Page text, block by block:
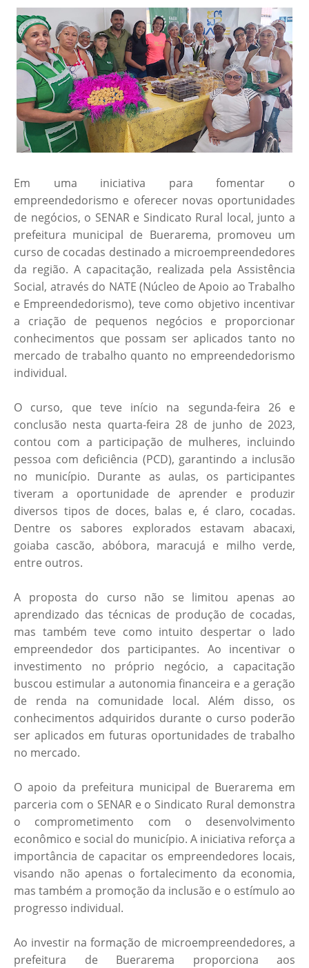
Em uma iniciativa para fomentar o
empreendedorismo e oferecer novas oportunidades
de negócios, o SENAR e Sindicato Rural local, junto a
prefeitura municipal de Buerarema, promoveu um
curso de cocadas destinado a microempreendedores
da região. A capacitação, realizada pela Assistência
Social, através do NATE (Núcleo de Apoio ao Trabalho
e Empreendedorismo), teve como objetivo incentivar
a criação de pequenos negócios e proporcionar
conhecimentos que possam ser aplicados tanto no
mercado de trabalho quanto no empreendedorismo
individual.
O curso, que teve início na segunda-feira 26 e
conclusão nesta quarta-feira 28 de junho de 2023,
contou com a participação de mulheres, incluindo
pessoa com deficiência (PCD), garantindo a inclusão
no município. Durante as aulas, os participantes
tiveram a oportunidade de aprender e produzir
diversos tipos de doces, balas e, é claro, cocadas.
Dentre os sabores explorados estavam abacaxi,
goiaba cascão, abóbora, maracujá e milho verde,
entre outros.
A proposta do curso não se limitou apenas ao
aprendizado das técnicas de produção de cocadas,
mas também teve como intuito despertar o lado
empreendedor dos participantes. Ao incentivar o
investimento no próprio negócio, a capacitação
buscou estimular a autonomia financeira e a geração
de renda na comunidade local. Além disso, os
conhecimentos adquiridos durante o curso poderão
ser aplicados em futuras oportunidades de trabalho
no mercado.
O apoio da prefeitura municipal de Buerarema em
parceria com o SENAR e o Sindicato Rural demonstra
o comprometimento com o desenvolvimento
econômico e social do município. A iniciativa reforça a
importância de capacitar os empreendedores locais,
visando não apenas o fortalecimento da economia,
mas também a promoção da inclusão e o estímulo ao
progresso individual.
Ao investir na formação de microempreendedores, a
prefeitura de Buerarema proporciona aos